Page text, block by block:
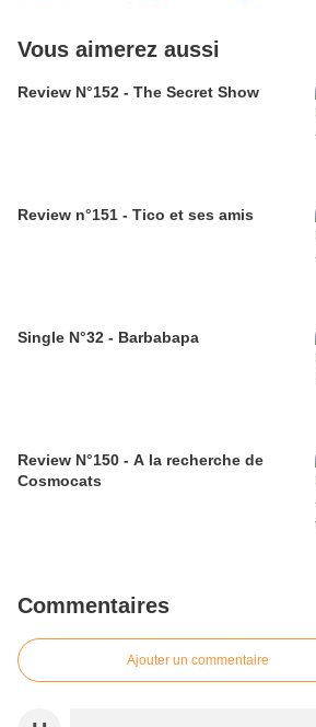
Vous aimerez aussi
Review N°152 - The Secret Show
Review n°151 - Tico et ses amis
Single N°32 - Barbabapa
Review N°150 - A la recherche de
Cosmocats
Commentaires
Ajouter un commentaire